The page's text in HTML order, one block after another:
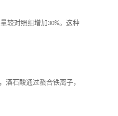
较对照组增加 30%。这种
酒石酸通过螯合铁离子，